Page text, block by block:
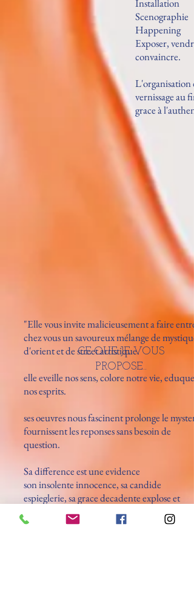
Installation
Scenographie
Happening
Exposer,
convaincre.
L'organisation
vernissage au
grace à
"Elle vous invite malicieusement a faire entrer
chez vous un savoureux mélange de mystique,
d'orient et de street artistique.
elle eveille nos sens, colore notre vie, eduque
nos esprits.
ses oeuvres nous fascinent prolonge le mystere
fournissent les reponses sans besoin de
question.
Sa difference est une evidence
son insolente innocence, sa candide
espieglerie, sa grace decadente explose et
s'exposent dans l'alliance improbable de
support inattendus.
CE QUE JE VOUS
PROPOSE..